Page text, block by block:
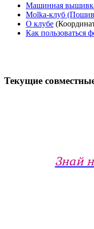
Машинная
Molka-клуб
О клубе
Как пользоваться
Текущие
Знай